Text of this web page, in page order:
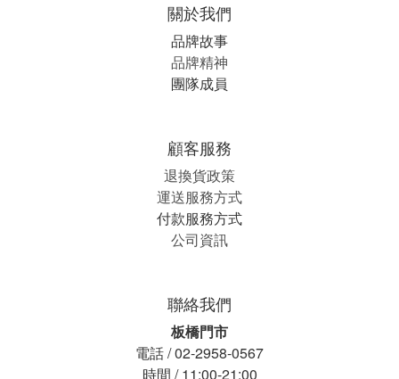
關於我們
品牌故事
品牌精神
團隊成員
顧客服務
退換貨政策
運送服務方式
付款服務方式
公司資訊
聯絡我們
板橋門市
電話 / 02-2958-0567
時間 / 11:00-21:00